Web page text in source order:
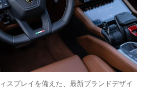
スプレイを備えた、最新ブランドデザイ